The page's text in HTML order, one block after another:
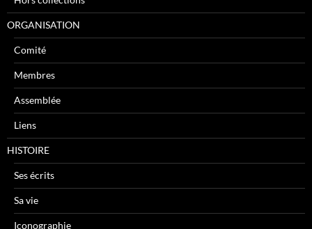
ORGANISATION
Comité
Membres
Assemblée
Liens
HISTOIRE
Ses écrits
Sa vie
Iconographie